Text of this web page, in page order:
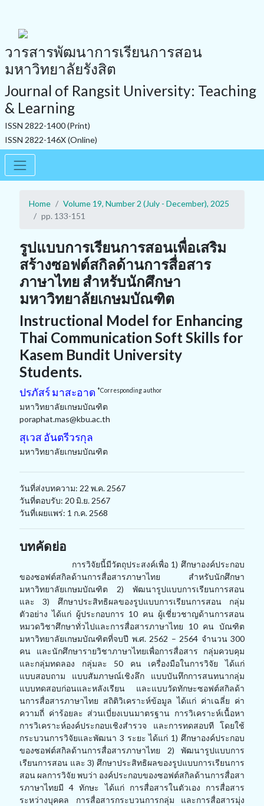
วารสารพัฒนาการเรียนการสอน
มหาวิทยาลัยรังสิต
Journal of Rangsit University: Teaching
& Learning
ISSN 2822-1400 (Print)
ISSN 2822-146X (Online)
Home
Volume 19, Number 2 (July - December), 2025
pp. 133-151
รูปแบบการเรียนการสอนเพื่อเสริม
สร้างซอฟต์สกิลด้านการสื่อสาร
ภาษาไทย สำหรับนักศึกษา
มหาวิทยาลัยเกษมบัณฑิต
Instructional Model for Enhancing
Thai Communication Soft Skills for
Kasem Bundit University
Students.
ปรภัสร์ มาสะอาด *Corresponding author
มหาวิทยาลัยเกษมบัณฑิต
poraphat.mas@kbu.ac.th
สุเวส อันตรีวรกุล
มหาวิทยาลัยเกษมบัณฑิต
วันที่ส่งบทความ: 22 พ.ค. 2567
วันที่ตอบรับ: 20 มิ.ย. 2567
วันที่เผยแพร่: 1 ก.ค. 2568
บทคัดย่อ
การวิจัยนี้มีวัตถุประสงค์เพื่อ1)ศึกษาองค์ประกอบ
ของซอฟต์สกิลด้านการสื่อสารภาษาไทย สำหรับนักศึกษา
มหาวิทยาลัยเกษมบัณฑิต 2) พัฒนารูปแบบการเรียนการสอน
และ3) ศึกษาประสิทธิผลของรูปแบบการเรียนการสอน กลุ่ม
ตัวอย่าง ได้แก่ ผู้ประกอบการ 10 คน ผู้เชี่ยวชาญด้านการสอน
หมวดวิชาศึกษาทั่วไปและการสื่อสารภาษาไทย 10 คน บัณฑิต
มหาวิทยาลัยเกษมบัณฑิตที่จบปี พ.ศ. 2562 – 2564 จำนวน 300
คน และนักศึกษารายวิชาภาษาไทยเพื่อการสื่อสาร กลุ่มควบคุม
และกลุ่มทดลอง กลุ่มละ 50 คน เครื่องมือในการวิจัย ได้แก่
แบบสอบถาม แบบสัมภาษณ์เชิงลึก แบบบันทึกการสนทนากลุ่ม
แบบทดสอบก่อนและหลังเรียน และแบบวัดทักษะซอฟต์สกิลด้า
นการสื่อสารภาษาไทย สถิติวิเคราะห์ข้อมูล ได้แก่ ค่าเฉลี่ย ค่า
ความถี่ ค่าร้อยละ ส่วนเบี่ยงเบนมาตรฐาน การวิเคราะห์เนื้อหา
การวิเคราะห์องค์ประกอบเชิงสำรวจ และการทดสอบที โดยใช้
กระบวนการวิจัยและพัฒนา 3 ระยะ ได้แก่ 1)ศึกษาองค์ประกอบ
ของซอฟต์สกิลด้านการสื่อสารภาษาไทย 2) พัฒนารูปแบบการ
เรียนการสอน และ3)ศึกษาประสิทธิผลของรูปแบบการเรียนการ
สอน ผลการวิจัย พบว่า องค์ประกอบของซอฟต์สกิลด้านการสื่อสา
รภาษาไทยมี4ทักษะ ได้แก่ การสื่อสารในตัวเอง การสื่อสาร
ระหว่างบุคคล การสื่อสารกระบวนการกลุ่ม และการสื่อสารมุ่ง